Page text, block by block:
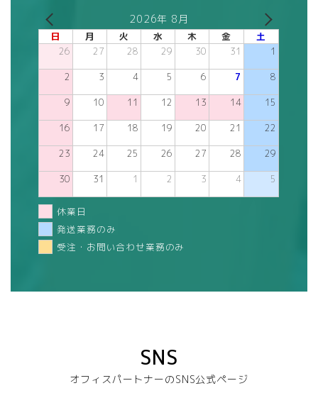
2026年 8月
日 月 火 水 木 金 土
26 27 28 29 30 31 1
2 3 4 5 6 7 8
9 10 11 12 13 14 15
16 17 18 19 20 21 22
23 24 25 26 27 28 29
30 31 1 2 3 4 5
休業日
発送業務のみ
受注・お問い合わせ業務のみ
SNS
オフィスパートナーのSNS公式ページ